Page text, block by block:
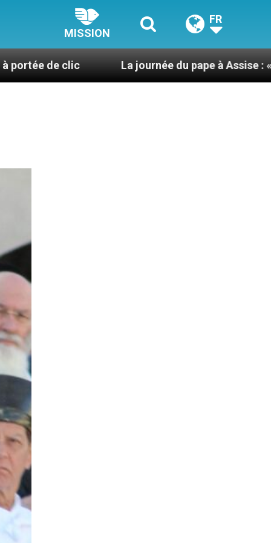
MISSION
FR
La journée du pape à Assise : « Allons-y ! Let’s